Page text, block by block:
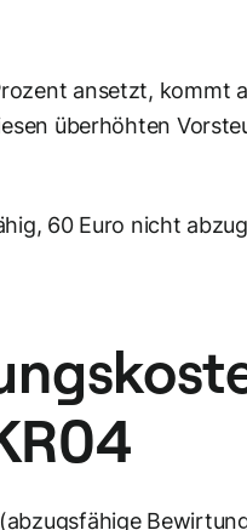
ansetzt, kommt
überhöhten
60 Euro nicht